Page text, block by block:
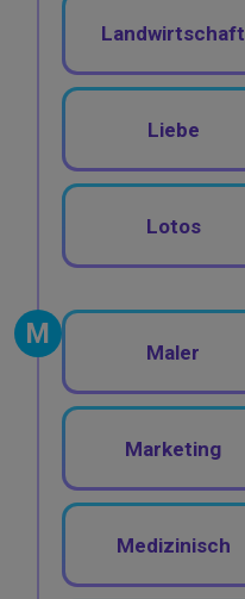
Landwirtschaft
Liebe
Lotos
M
Maler
Marketing
Medizinisch